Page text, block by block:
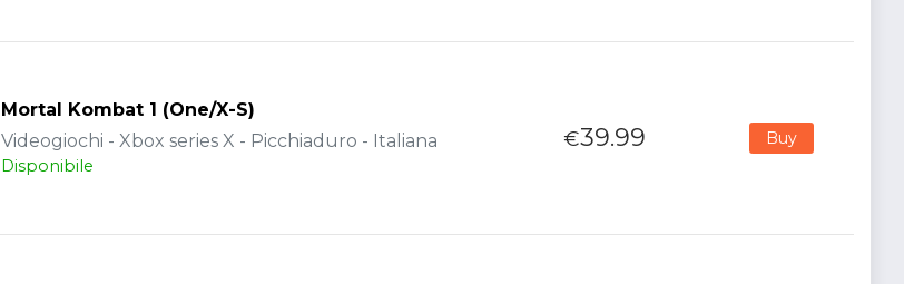
Mortal Kombat 1 (One/X-S)
Videogiochi - Xbox series X - Picchiaduro - Italiana
Disponibile
€39.99 Buy